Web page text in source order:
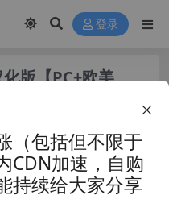
登录
版【PC+欧美
with
（包括但不限于
CDN加速，自购
持续给大家分享